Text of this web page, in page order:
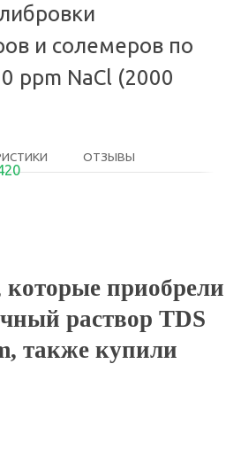
и солемеров по
ppm NaCl (2000
ОТЗЫВЫ
приобрели
раствор TDS
также купили